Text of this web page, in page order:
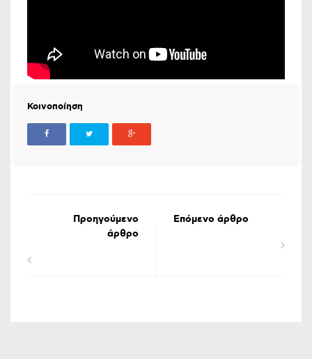
Κοινοποίηση
Προηγούμενο
άρθρο
Επόμενο άρθρο